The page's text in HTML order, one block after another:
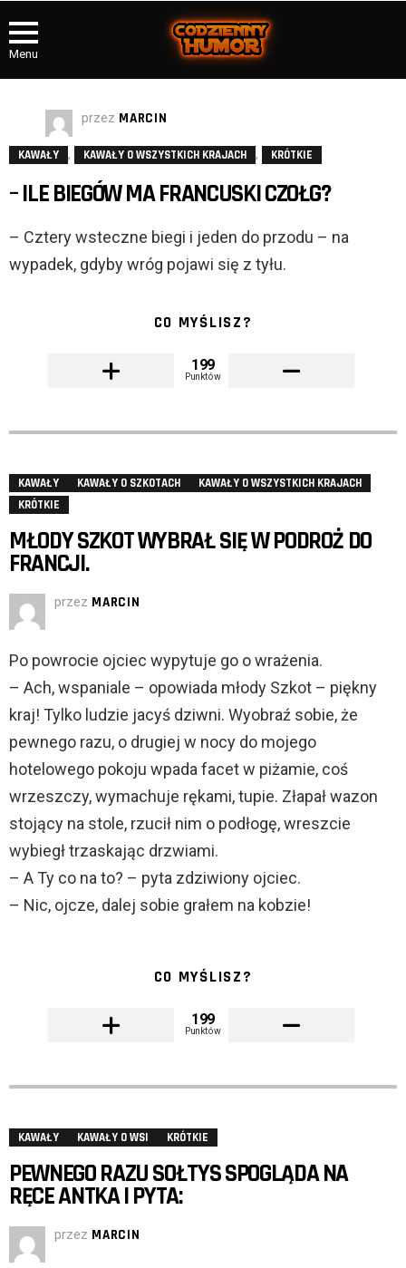
Menu
przez MARCIN
KAWAŁY , KAWAŁY O WSZYSTKICH KRAJACH , KRÓTKIE
– ILE BIEGÓW MA FRANCUSKI CZOŁG?
– Cztery wsteczne biegi i jeden do przodu – na
wypadek, gdyby wróg pojawi się z tyłu.
CO MYŚLISZ?
199
Punktów
KAWAŁY KAWAŁY O SZKOTACH
KAWAŁY O WSZYSTKICH KRAJACH
KRÓTKIE
MŁODY SZKOT WYBRAŁ SIĘ W PODROŻ DO
FRANCJI.
przez MARCIN
Po powrocie ojciec wypytuje go o wrażenia.
– Ach, wspaniale – opowiada młody Szkot – piękny
kraj! Tylko ludzie jacyś dziwni. Wyobraź sobie, że
pewnego razu, o drugiej w nocy do mojego
hotelowego pokoju wpada facet w piżamie, coś
wrzeszczy, wymachuje rękami, tupie. Złapał wazon
stojący na stole, rzucił nim o podłogę, wreszcie
wybiegł trzaskając drzwiami.
– A Ty co na to? – pyta zdziwiony ojciec.
– Nic, ojcze, dalej sobie grałem na kobzie!
CO MYŚLISZ?
199
Punktów
KAWAŁY KAWAŁY O WSI KRÓTKIE
PEWNEGO RAZU SOŁTYS SPOGLĄDA NA
RĘCE ANTKA I PYTA:
przez MARCIN